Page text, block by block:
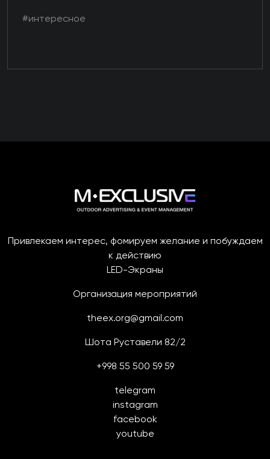
#интересное
Привлекаем интерес, фомируем желание и побуждаем
к действию
LED-Экраны
Организация мероприятий
theex.org@gmail.com
Шота Руставели 82/2
+998 55 500 59 59
telegram
instagram
facebook
youtube